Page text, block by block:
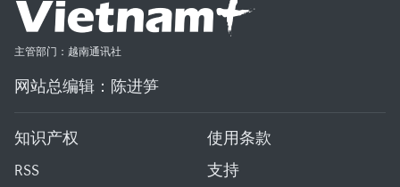
主管部门：越南通讯社
网站总编辑：陈进笋
知识产权
使用条款
RSS
支持